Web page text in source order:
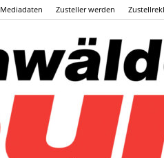
Mediadaten Zusteller werden